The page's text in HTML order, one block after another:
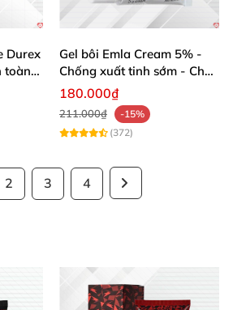
Durex
toàn
Gel bôi Emla Cream 5% -
Chống xuất tinh sớm - Chai
5g
180.000₫
211.000₫
-15%
(372)
2 3 4